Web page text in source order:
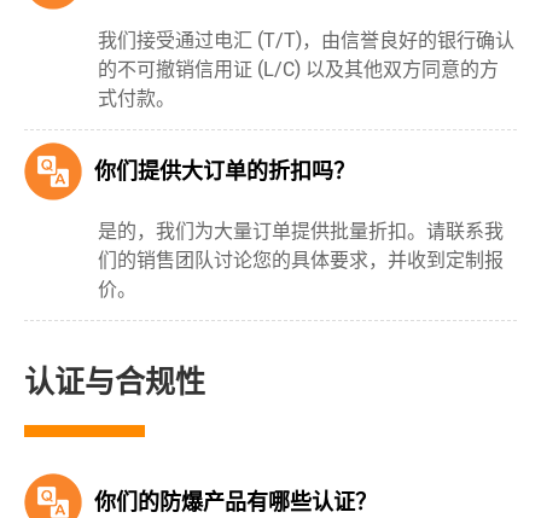
我们接受通过电汇 (T/T)，由信誉良好的银行确认
的不可撤销信用证 (L/C) 以及其他双方同意的方
式付款。
你们提供大订单的折扣吗？
是的，我们为大量订单提供批量折扣。请联系我
们的销售团队讨论您的具体要求，并收到定制报
价。
认证与合规性
你们的防爆产品有哪些认证？